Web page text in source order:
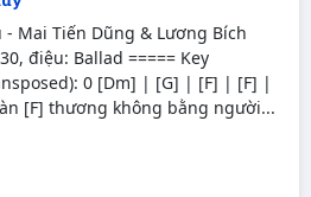
Mai Tiến Dũng & Lương Bích
điệu: Ballad ===== Key
0 [Dm] | [G] | [F] | [F] |
[F] thương không bằng người...